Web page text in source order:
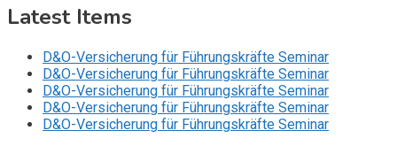
Latest Items
D&O-Versicherung für Führungskräfte Seminar
D&O-Versicherung für Führungskräfte Seminar
D&O-Versicherung für Führungskräfte Seminar
D&O-Versicherung für Führungskräfte Seminar
D&O-Versicherung für Führungskräfte Seminar